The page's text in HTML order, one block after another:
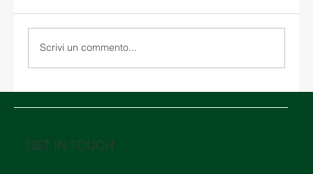
Scrivi un commento...
GET IN TOUCH